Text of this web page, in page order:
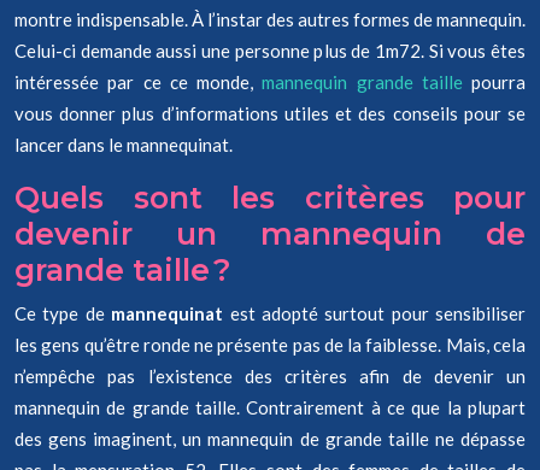
montre indispensable. À l’instar des autres formes de mannequin.
Celui-ci demande aussi une personne plus de 1m72. Si vous êtes
intéressée par ce ce monde,mannequin grande taillepourra
vous donner plus d’informations utiles et des conseils pour se
lancer dans le mannequinat.
Quels sont les critères pour
devenir un mannequin de
grande taille ?
Ce type de mannequinat est adopté surtout pour sensibiliser
les gens qu’être ronde ne présente pas de la faiblesse. Mais, cela
n’empêche pas l’existence des critères afin de devenir un
mannequin de grande taille. Contrairement à ce que la plupart
des gens imaginent, un mannequin de grande taille ne dépasse